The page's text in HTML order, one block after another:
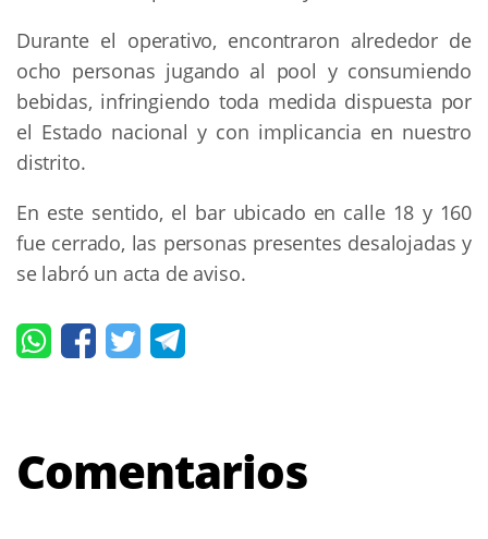
Durante el operativo, encontraron alrededor de
ocho personas jugando al pool y consumiendo
bebidas, infringiendo toda medida dispuesta por
el Estado nacional y con implicancia en nuestro
distrito.
En este sentido, el bar ubicado en calle 18 y 160
fue cerrado, las personas presentes desalojadas y
se labró un acta de aviso.
Comentarios